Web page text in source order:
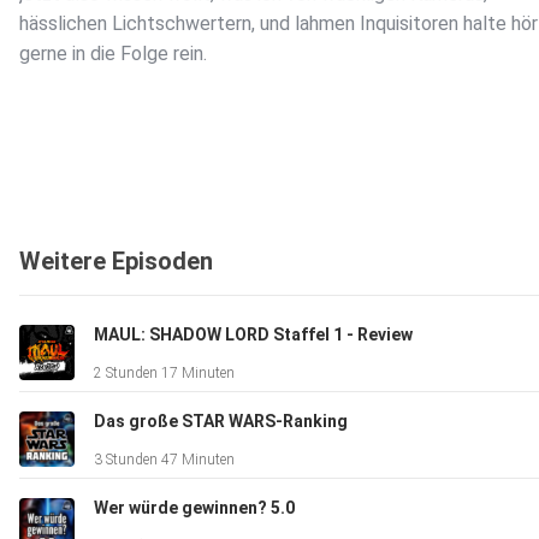
hässlichen Lichtschwertern, und lahmen Inquisitoren halte
gerne in die Folge rein.
https://whatsapp.com/channel/0029VaCBy9HGehELDSi55u0B
Link zum Soundtrack der Serie:
https://open.spotify.com/intl-de/album/
Weitere Episoden
MAUL: SHADOW LORD Staffel 1 - Review
2 Stunden 17 Minuten
Das große STAR WARS-Ranking
3 Stunden 47 Minuten
Wer würde gewinnen? 5.0